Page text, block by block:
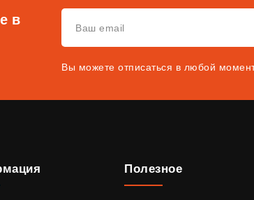
в
Вы можете отписаться в любой
Полезное